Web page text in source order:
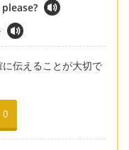
伝えることが大切で
0